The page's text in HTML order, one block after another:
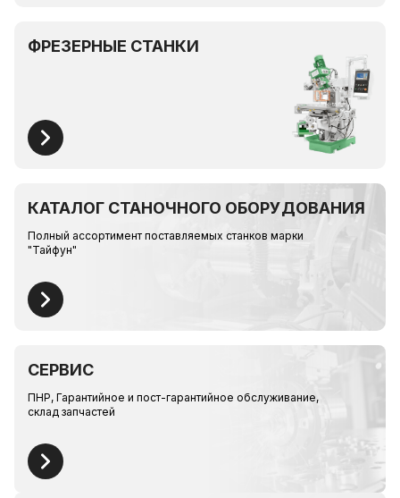
ФРЕЗЕРНЫЕ СТАНКИ
КАТАЛОГ СТАНОЧНОГО ОБОРУДОВАНИЯ
Полный ассортимент поставляемых станков марки
"Тайфун"
СЕРВИС
ПНР, Гарантийное и пост-гарантийное обслуживание,
склад запчастей